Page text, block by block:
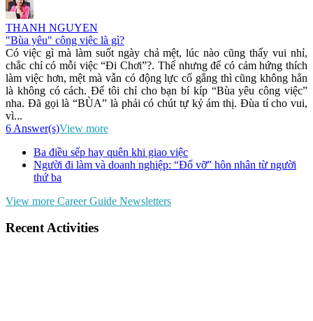
THANH NGUYEN
"Bùa yêu" công việc là gì?
Có việc gì mà làm suốt ngày chả mệt, lúc nào cũng thấy vui nhỉ,
chắc chỉ có mỗi việc “Đi Chơi”?. Thế nhưng để có cảm hứng thích
làm việc hơn, mệt mà vẫn có động lực cố gắng thì cũng không hẳn
là không có cách. Để tôi chỉ cho bạn bí kíp “Bùa yêu công việc”
nha. Đã gọi là “BÙA” là phải có chút tự kỷ ám thị. Đùa tí cho vui,
vì...
6 Answer(s)View more
Ba điều sếp hay quên khi giao việc
Người đi làm và doanh nghiệp: “Đổ vỡ” hôn nhân từ người
thứ ba
View more Career Guide Newsletters
Recent Activities